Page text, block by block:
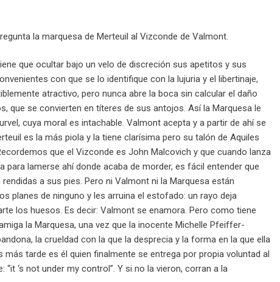
la marquesa de Merteuil al Vizconde de Valmont.
que ocultar bajo un velo de discreción sus apetitos y sus
con que se lo identifique con la lujuria y el libertinaje,
atractivo, pero nunca abre la boca sin calcular el daño
que se convierten en títeres de sus antojos. Así la Marquesa le
cuya moral es intachable. Valmont acepta y a partir de ahí se
es la más piola y la tiene clarísima pero su talón de Aquiles
que el Vizconde es John Malcovich y que cuando lanza
lamerse ahí donde acaba de morder, es fácil entender que
a sus pies. Pero ni Valmont ni la Marquesa están
planes de ninguno y les arruina el estofado: un rayo deja
los huesos. Es decir: Valmont se enamora. Pero como tiene
la Marquesa, una vez que la inocente Michelle Pfeiffer-
la crueldad con la que la desprecia y la forma en la que ella
tarde es él quien finalmente se entrega por propia voluntad al
‘s not under my control”. Y si no la vieron, corran a la